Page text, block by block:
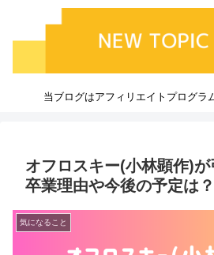
当ブログはアフィリエイトプログラ
オフロスキー(小林顕作)が
卒業理由や今後の予定は？
気になること